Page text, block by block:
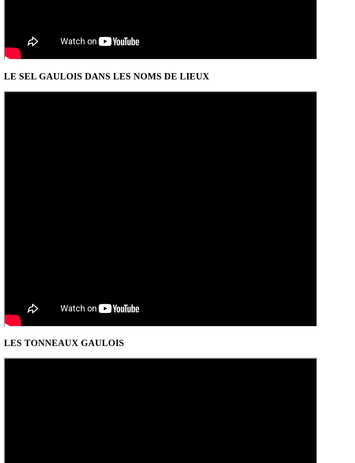
LE SEL GAULOIS DANS LES NOMS DE LIEUX
LES TONNEAUX GAULOIS